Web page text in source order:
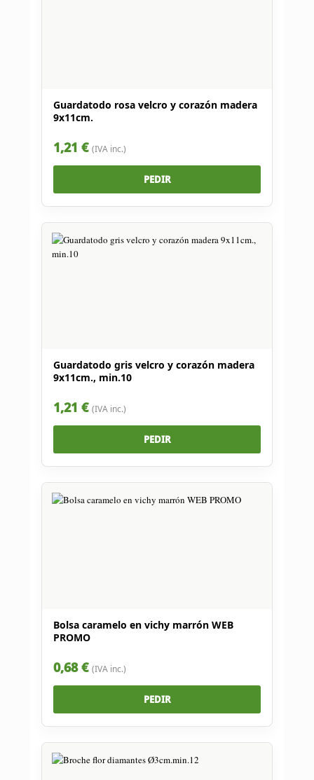
Guardatodo rosa velcro y corazón madera
9x11cm.
1,21 € (IVA inc.)
PEDIR
Guardatodo gris velcro y corazón madera
9x11cm., min.10
1,21 € (IVA inc.)
PEDIR
Bolsa caramelo en vichy marrón WEB
PROMO
0,68 € (IVA inc.)
PEDIR